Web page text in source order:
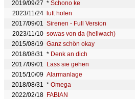
2019/09/27 * Schono ke
2023/11/24
luft holen
2017/09/01 Sirenen - Full Version
2023/11/10 sowas von da (hellwach)
2015/08/19 Ganz schön okay
2018/08/31 * Denk an dich
2017/09/01
Lass sie gehen
2015/10/09 Alarmanlage
2018/08/31 * Omega
2022/02/18 FABIAN